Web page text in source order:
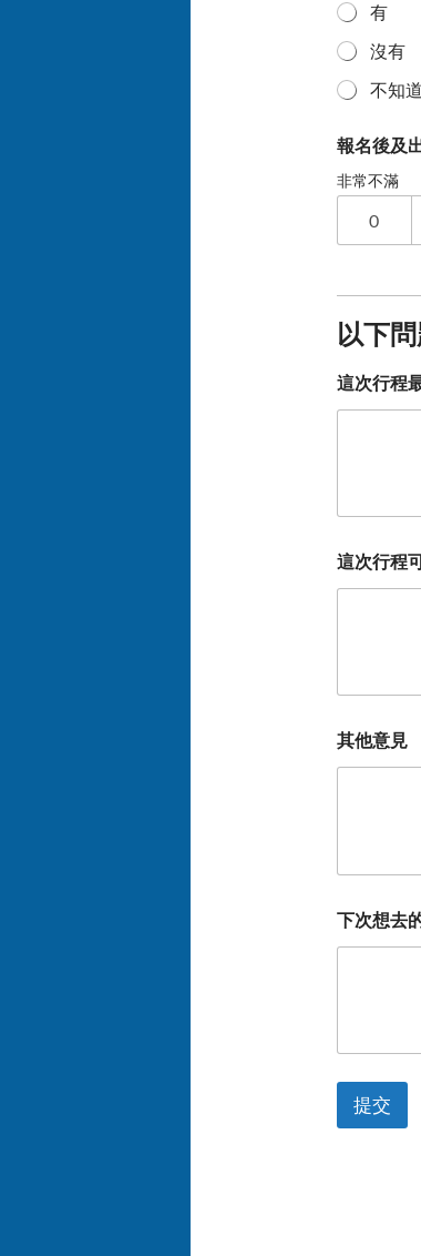
有
沒有
不知道
報名後及
非常不滿
0
以下
這次行程
這次行程
其他意見
下次想去
提交